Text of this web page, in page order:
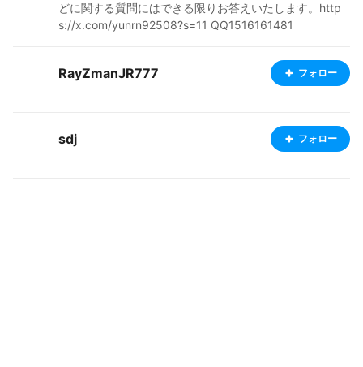
どに関する質問にはできる限りお答えいたします。http
s://x.com/yunrn92508?s=11 QQ1516161481
RayZmanJR777 フォロー
sdj フォロー